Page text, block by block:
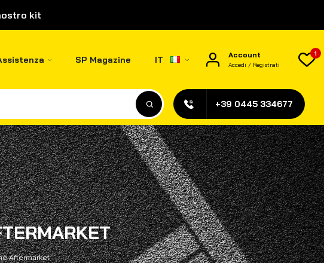
kit
SP Magazine IT Account
Accedi / Registrati
1
+39 0445 334677
Aftermarket